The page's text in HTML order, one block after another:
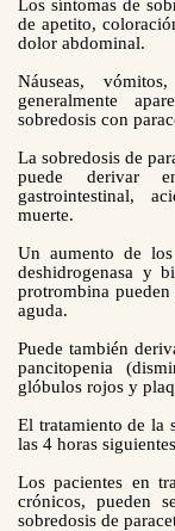
Los síntomas de
de apetito,
dolor abdominal.
Náuseas,
generalmente
sobredosis con
La sobredosis de
puede derivar
gastrointestinal,
muerte.
Un aumento de los
deshidrogenasa y
protrombina
aguda.
Puede también
pancitopenia
glóbulos rojos y
El tratamiento de la
las 4 horas
Los pacientes en
crónicos, pueden
sobredosis de